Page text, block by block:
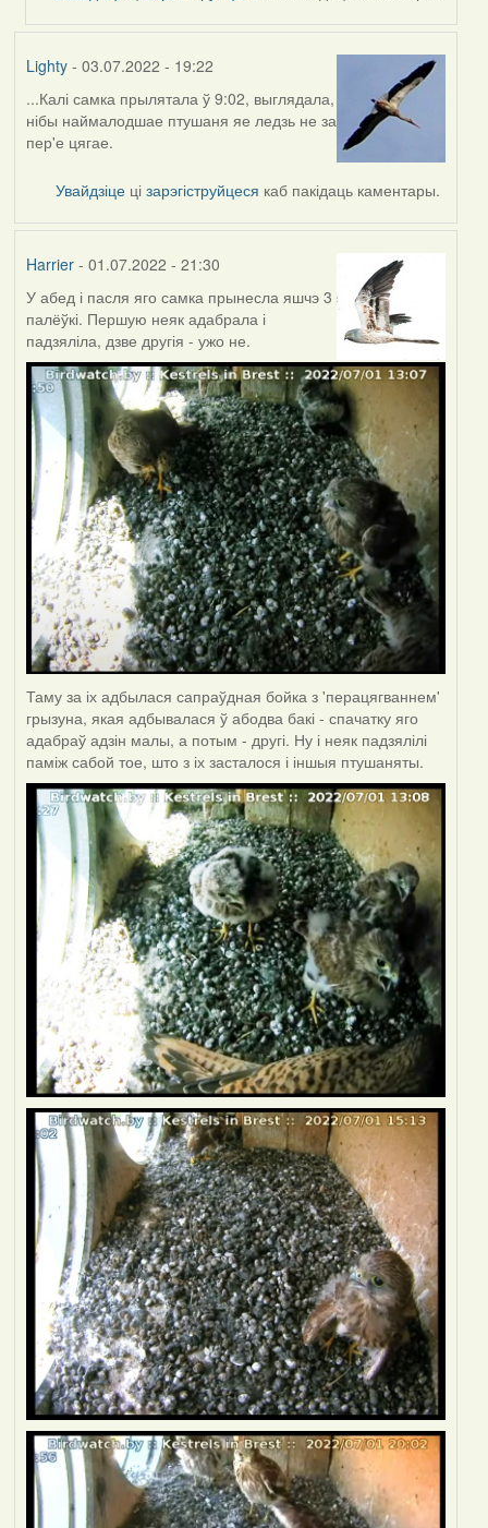
Lighty- 03.07.2022 - 19:22
...Калі самка прылятала ў 9:02, выглядала,
нібы наймалодшае птушаня яе ледзь не за
пер'е цягае.
Увайдзіце цізарэгіструйцеся каб пакідаць каментары.
Harrier- 01.07.2022 - 21:30
У абед і пасля яго самка прынесла яшчэ 3
палёўкі. Першую неяк адабрала і
падзяліла, дзве другія - ужо не.
Таму за іх адбылася сапраўдная бойка з 'перацягваннем'
грызуна, якая адбывалася ў абодва бакі - спачатку яго
адабраў адзін малы, а потым - другі. Ну і неяк падзялілі
паміж сабой тое, што з іх засталося і іншыя птушаняты.